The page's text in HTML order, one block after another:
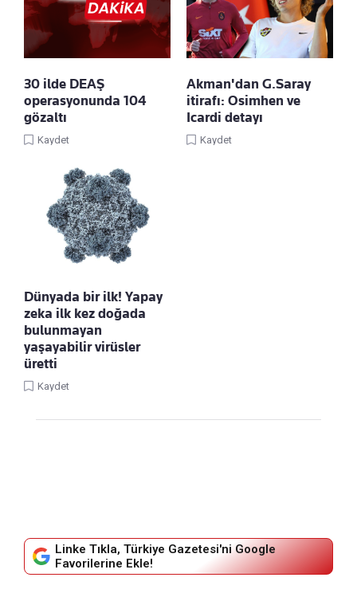
30 ilde DEAŞ
operasyonunda 104
gözaltı
Kaydet
Akman'dan G.Saray
itirafı: Osimhen ve
Icardi detayı
Kaydet
Dünyada bir ilk! Yapay
zeka ilk kez doğada
bulunmayan
yaşayabilir virüsler
üretti
Kaydet
Linke Tıkla, Türkiye Gazetesi'ni Google
Favorilerine Ekle!